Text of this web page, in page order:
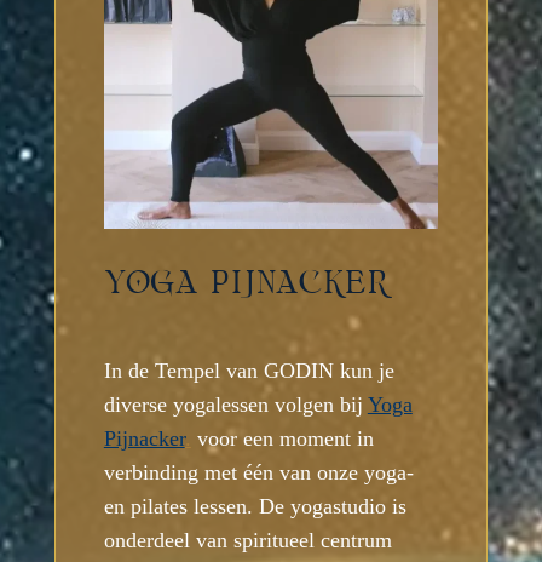
YOGA PIJNACKER
In de Tempel van GODIN kun je
diverse yogalessen volgen bij Yoga
Pijnacker. voor een moment in
verbinding met één van onze yoga-
en pilates lessen. De yogastudio is
onderdeel van spiritueel centrum